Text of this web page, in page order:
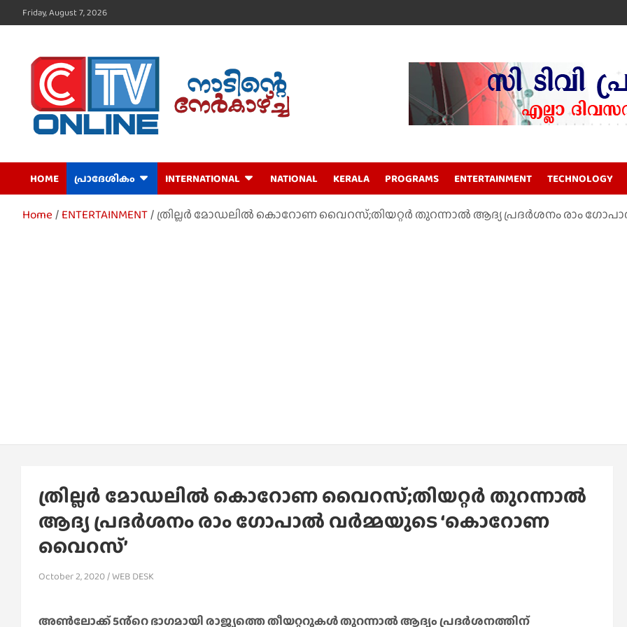
to
Friday, August 7, 2026
CTV Online
HOME പ്രാദേശികം INTERNATIONAL NATIONAL KERALA PROGRAMS ENTERTAINMENT TECHNOLOGY
Home ENTERTAINMENT ത്രില്ലർ മോഡലിൽ കൊറോണ വൈറസ്;തിയറ്റർ തുറന്നാൽ ആദ്യ പ്രദർശനം രാം
ത്രില്ലർ മോഡലിൽ കൊറോണ വൈറസ്;തിയറ്റർ തുറന്നാൽ
ആദ്യ പ്രദർശനം രാം ഗോപാൽ വർമ്മയുടെ ‘കൊറോണ
വൈറസ്’
October 2, 2020 WEB DESK
അൺലോക്ക് 5ൻ്റെ ഭാഗമായി രാജ്യത്തെ തീയറ്ററുകൾ തുറന്നാൽ ആദ്യം പ്രദർശനത്തിന്